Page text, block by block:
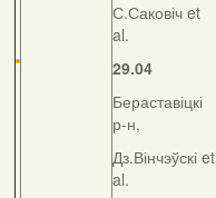
С.Саковіч et
al.
29.04
Бераставіцкі
р-н,
Дз.Вінчэўскі et
al.